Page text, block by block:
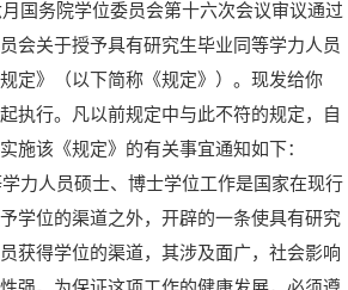
国务院学位委员会第十六次会议审议通过
会关于授予具有研究生毕业同等学力人员
定》（以下简称《规定》）。现发给你
执行。凡以前规定中与此不符的规定，自
施该《规定》的有关事宜通知如下：
力人员硕士、博士学位工作是国家在现行
学位的渠道之外，开辟的一条使具有研究
获得学位的渠道，其涉及面广，社会影响